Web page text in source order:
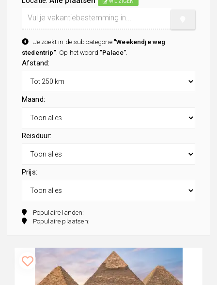
Je zoekt in de subcategorie "Weekendje weg
stedentrip". Op het woord "Palace"
Afstand:
Maand:
Reisduur:
Prijs:
Populaire landen:
Populaire plaatsen: